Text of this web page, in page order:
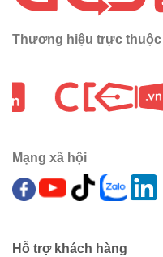
Thương hiệu trực thuộc
Mạng xã hội
Hỗ trợ khách hàng